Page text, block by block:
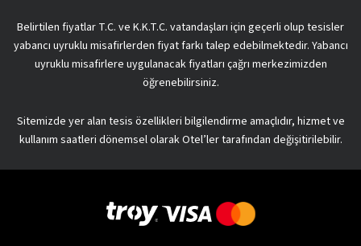
Belirtilen fiyatlar T.C. ve K.K.T.C. vatandaşları için geçerli olup tesisler
yabancı uyruklu misafirlerden fiyat farkı talep edebilmektedir. Yabancı
uyruklu misafirlere uygulanacak fiyatları çağrı merkezimizden
öğrenebilirsiniz.
Sitemizde yer alan tesis özellikleri bilgilendirme amaçlıdır, hizmet ve
kullanım saatleri dönemsel olarak Otel’ler tarafından değişitirilebilir.